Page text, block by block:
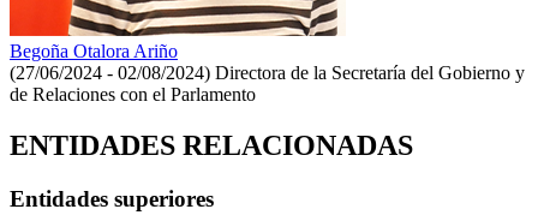
Begoña Otalora Ariño
(27/06/2024 - 02/08/2024) Directora de la Secretaría del Gobierno y
de Relaciones con el Parlamento
ENTIDADES RELACIONADAS
Entidades superiores